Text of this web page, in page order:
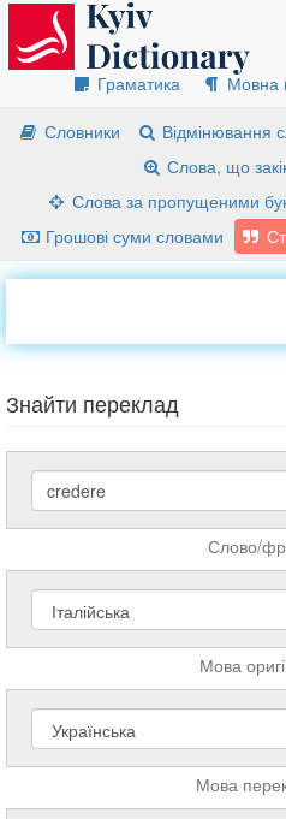
Граматика
Мовна
Словники
Відмінювання
Слова, що
Слова за пропущеними
Грошові суми словами
Знайти переклад
Слово/
Мова
Мова